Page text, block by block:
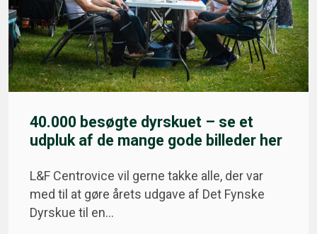
40.000 besøgte dyrskuet – se et
udpluk af de mange gode billeder her
L&F Centrovice vil gerne takke alle, der var
med til at gøre årets udgave af Det Fynske
Dyrskue til en…